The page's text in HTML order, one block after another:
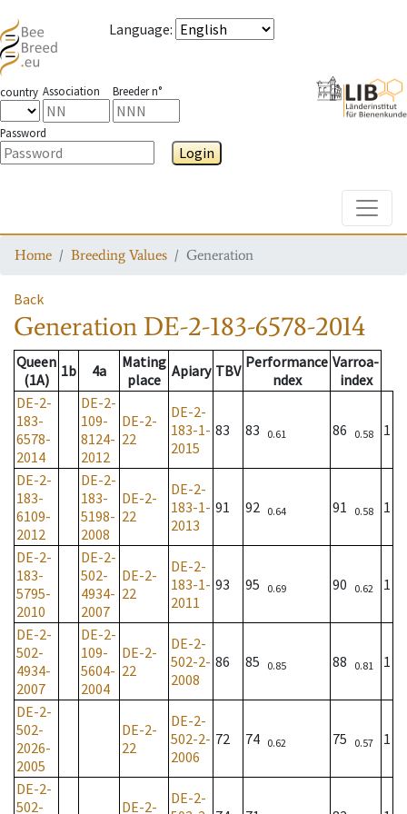
Language:
country Association Breeder n°
Password
Login
Home Breeding Values Generation
Back
Generation DE-2-183-6578-2014
Queen
(1A)
1b 4a
Mating
place Apiary TBV Performance
ndex
Varroa-
index
DE-2-
183-
6578-
2014
DE-2-
109-
8124-
2012
DE-2-
22
DE-2-
183-1-
2015
83 83 0.61 86 0.58 1
DE-2-
183-
6109-
2012
DE-2-
183-
5198-
2008
DE-2-
22
DE-2-
183-1-
2013
91 92 0.64 91 0.58 1
DE-2-
183-
5795-
2010
DE-2-
502-
4934-
2007
DE-2-
22
DE-2-
183-1-
2011
93 95 0.69 90 0.62 1
DE-2-
502-
4934-
2007
DE-2-
109-
5604-
2004
DE-2-
22
DE-2-
502-2-
2008
86 85 0.85 88 0.81 1
DE-2-
502-
2026-
2005
DE-2-
22
DE-2-
502-2-
2006
72 74 0.62 75 0.57 1
DE-2-
502-
DE-2-
DE-2-